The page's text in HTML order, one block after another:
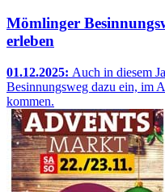
Mömlinger
erleben
01.12.2025: Auch in diesem
Besinnungsweg dazu ein, im
kommen.